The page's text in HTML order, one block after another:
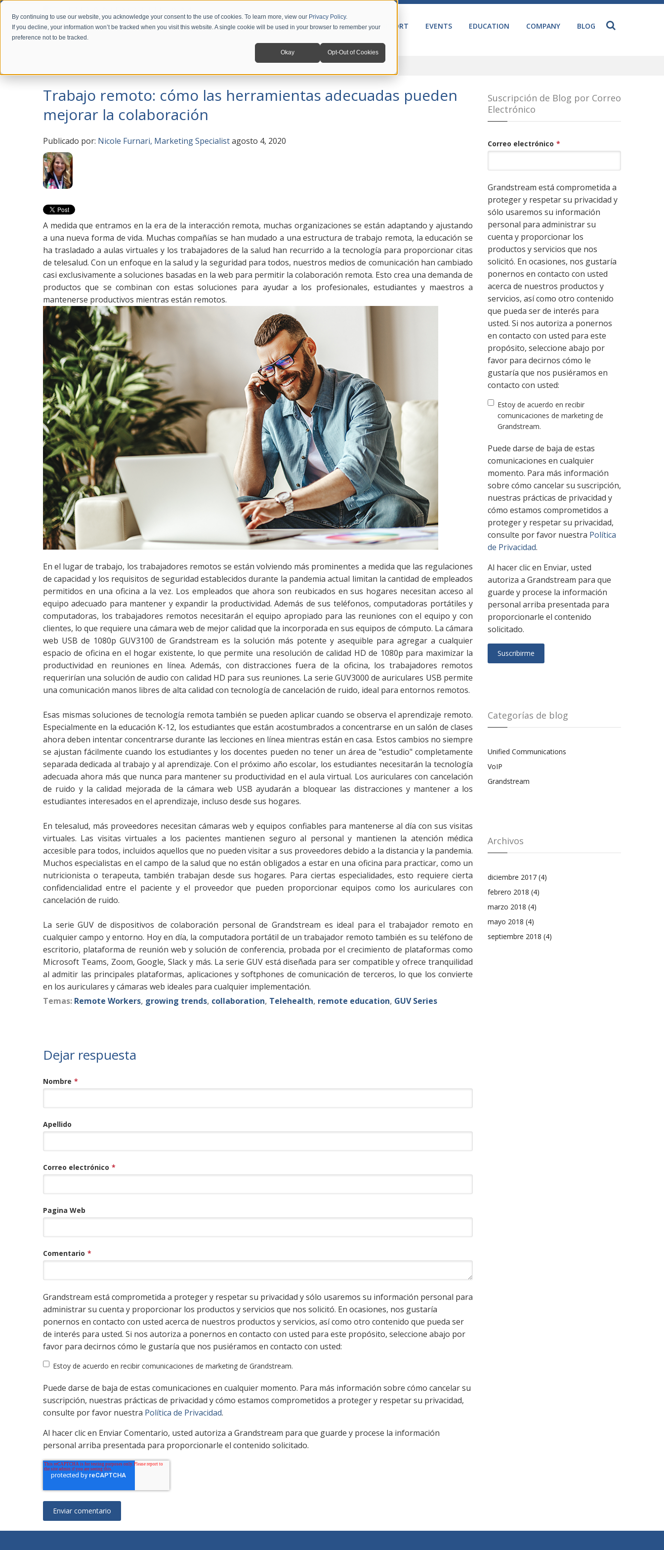
By continuing to use our website, you acknowledge your consent to the use of cookies. To learn more, view our Privacy Policy.
If you decline, your information won’t be tracked when you visit this website. A single cookie will be used in your browser to remember your
preference not to be tracked.
Okay Opt-Out of Cookies
PRODUCTS SOLUTIONS SUPPORT EVENTS EDUCATION COMPANY BLOG
Trabajo remoto: cómo las herramientas adecuadas pueden
mejorar la colaboración
Publicado por: Nicole Furnari, Marketing Specialistagosto 4, 2020
A medida que entramos en la era de la interacción remota, muchas organizaciones se están adaptando y ajustando
a una nueva forma de vida. Muchas compañías se han mudado a una estructura de trabajo remota, la educación se
ha trasladado a aulas virtuales y los trabajadores de la salud han recurrido a la tecnología para proporcionar citas
de telesalud. Con un enfoque en la salud y la seguridad para todos, nuestros medios de comunicación han cambiado
casi exclusivamente a soluciones basadas en la web para permitir la colaboración remota. Esto crea una demanda de
productos que se combinan con estas soluciones para ayudar a los profesionales, estudiantes y maestros a
mantenerse productivos mientras están remotos.
En el lugar de trabajo, los trabajadores remotos se están volviendo más prominentes a medida que las regulaciones
de capacidad y los requisitos de seguridad establecidos durante la pandemia actual limitan la cantidad de empleados
permitidos en una oficina a la vez. Los empleados que ahora son reubicados en sus hogares necesitan acceso al
equipo adecuado para mantener y expandir la productividad. Además de sus teléfonos, computadoras portátiles y
computadoras, los trabajadores remotos necesitarán el equipo apropiado para las reuniones con el equipo y con
clientes, lo que requiere una cámara web de mejor calidad que la incorporada en sus equipos de cómputo. La cámara
web USB de 1080p GUV3100 de Grandstream es la solución más potente y asequible para agregar a cualquier
espacio de oficina en el hogar existente, lo que permite una resolución de calidad HD de 1080p para maximizar la
productividad en reuniones en línea. Además, con distracciones fuera de la oficina, los trabajadores remotos
requerirían una solución de audio con calidad HD para sus reuniones. La serie GUV3000 de auriculares USB permite
una comunicación manos libres de alta calidad con tecnología de cancelación de ruido, ideal para entornos remotos.
Esas mismas soluciones de tecnología remota también se pueden aplicar cuando se observa el aprendizaje remoto.
Especialmente en la educación K-12, los estudiantes que están acostumbrados a concentrarse en un salón de clases
ahora deben intentar concentrarse durante las lecciones en línea mientras están en casa. Estos cambios no siempre
se ajustan fácilmente cuando los estudiantes y los docentes pueden no tener un área de "estudio" completamente
separada dedicada al trabajo y al aprendizaje. Con el próximo año escolar, los estudiantes necesitarán la tecnología
adecuada ahora más que nunca para mantener su productividad en el aula virtual. Los auriculares con cancelación
de ruido y la calidad mejorada de la cámara web USB ayudarán a bloquear las distracciones y mantener a los
estudiantes interesados ​​en el aprendizaje, incluso desde sus hogares.
En telesalud, más proveedores necesitan cámaras web y equipos confiables para mantenerse al día con sus visitas
virtuales. Las visitas virtuales a los pacientes mantienen seguro al personal y mantienen la atención médica
accesible para todos, incluidos aquellos que no pueden visitar a sus proveedores debido a la distancia y la pandemia.
Muchos especialistas en el campo de la salud que no están obligados a estar en una oficina para practicar, como un
nutricionista o terapeuta, también trabajan desde sus hogares. Para ciertas especialidades, esto requiere cierta
confidencialidad entre el paciente y el proveedor que pueden proporcionar equipos como los auriculares con
cancelación de ruido.
La serie GUV de dispositivos de colaboración personal de Grandstream es ideal para el trabajador remoto en
cualquier campo y entorno. Hoy en día, la computadora portátil de un trabajador remoto también es su teléfono de
escritorio, plataforma de reunión web y solución de conferencia, probada por el crecimiento de plataformas como
Microsoft Teams, Zoom, Google, Slack y más. La serie GUV está diseñada para ser compatible y ofrece tranquilidad
al admitir las principales plataformas, aplicaciones y softphones de comunicación de terceros, lo que los convierte
en los auriculares y cámaras web ideales para cualquier implementación.
Temas: Remote Workers, growing trends, collaboration, Telehealth, remote education, GUV Series
Dejar respuesta
Nombre *
Apellido
Correo electrónico *
Pagina Web
Comentario *
Grandstream está comprometida a proteger y respetar su privacidad y sólo usaremos su información personal para
administrar su cuenta y proporcionar los productos y servicios que nos solicitó. En ocasiones, nos gustaría
ponernos en contacto con usted acerca de nuestros productos y servicios, así como otro contenido que pueda ser
de interés para usted. Si nos autoriza a ponernos en contacto con usted para este propósito, seleccione abajo por
favor para decirnos cómo le gustaría que nos pusiéramos en contacto con usted:
Estoy de acuerdo en recibir comunicaciones de marketing de Grandstream.
Puede darse de baja de estas comunicaciones en cualquier momento. Para más información sobre cómo cancelar su
suscripción, nuestras prácticas de privacidad y cómo estamos comprometidos a proteger y respetar su privacidad,
consulte por favor nuestra Política de Privacidad.
Al hacer clic en Enviar Comentario, usted autoriza a Grandstream para que guarde y procese la información
personal arriba presentada para proporcionarle el contenido solicitado.
Suscripción de Blog por Correo
Electrónico
Correo electrónico *
Grandstream está comprometida a
proteger y respetar su privacidad y
sólo usaremos su información
personal para administrar su
cuenta y proporcionar los
productos y servicios que nos
solicitó. En ocasiones, nos gustaría
ponernos en contacto con usted
acerca de nuestros productos y
servicios, así como otro contenido
que pueda ser de interés para
usted. Si nos autoriza a ponernos
en contacto con usted para este
propósito, seleccione abajo por
favor para decirnos cómo le
gustaría que nos pusiéramos en
contacto con usted:
Estoy de acuerdo en recibir
comunicaciones de marketing de
Grandstream.
Puede darse de baja de estas
comunicaciones en cualquier
momento. Para más información
sobre cómo cancelar su suscripción,
nuestras prácticas de privacidad y
cómo estamos comprometidos a
proteger y respetar su privacidad,
consulte por favor nuestra Política
de Privacidad.
Al hacer clic en Enviar, usted
autoriza a Grandstream para que
guarde y procese la información
personal arriba presentada para
proporcionarle el contenido
solicitado.
Categorías de blog
Unified Communications
VoIP
Grandstream
Archivos
diciembre 2017 (4)
febrero 2018 (4)
marzo 2018 (4)
mayo 2018 (4)
septiembre 2018 (4)